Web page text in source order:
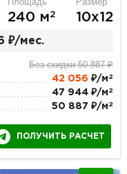
240 м2 10х12
₽/мес.
Без скидки 50 887 ₽
42 056 ₽/м 2
47 944 ₽/м 2
50 887 ₽/м 2
ПОЛУЧИТЬ РАСЧЕТ